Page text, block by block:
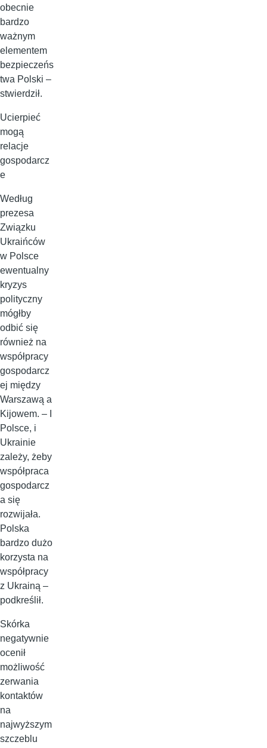
obecnie
bardzo
ważnym
elementem
bezpieczeńs
twa Polski –
stwierdził.
Ucierpieć
mogą
relacje
gospodarcz
e
Według
prezesa
Związku
Ukraińców
w Polsce
ewentualny
kryzys
polityczny
mógłby
odbić się
również na
współpracy
gospodarcz
ej między
Warszawą a
Kijowem. – I
Polsce, i
Ukrainie
zależy, żeby
współpraca
gospodarcz
a się
rozwijała.
Polska
bardzo dużo
korzysta na
współpracy
z Ukrainą –
podkreślił.
Skórka
negatywnie
ocenił
możliwość
zerwania
kontaktów
na
najwyższym
szczeblu